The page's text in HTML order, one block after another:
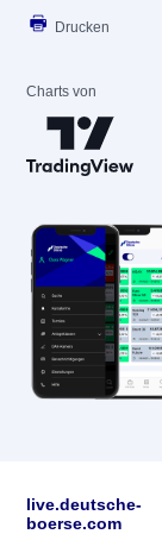
Drucken
Charts von
live.deutsche-
boerse.com